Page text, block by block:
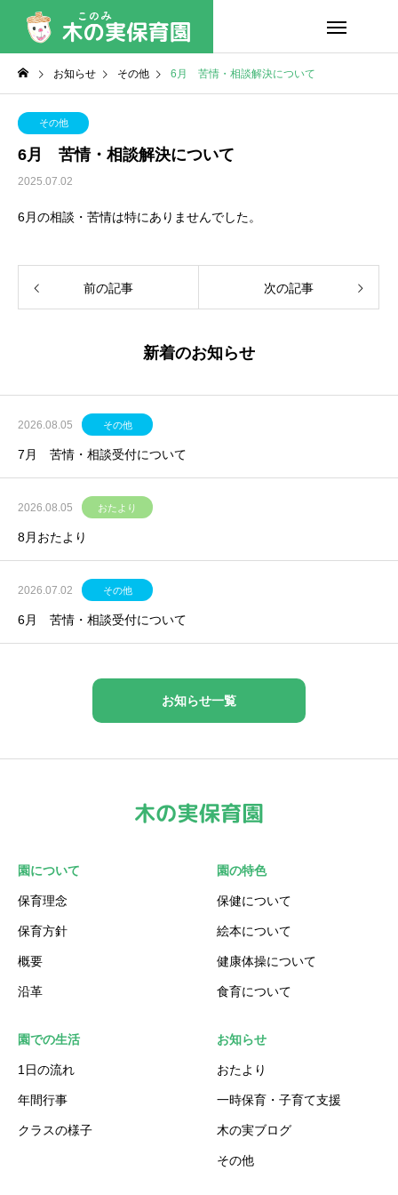
お知らせ その他 6月 苦情・相談解決について
その他
6月 苦情・相談解決について
2025.07.02
6月の相談・苦情は特にありませんでした。
前の記事 次の記事
新着のお知らせ
2026.08.05 その他
7月 苦情・相談受付について
2026.08.05 おたより
8月おたより
2026.07.02 その他
6月 苦情・相談受付について
お知らせ一覧
園について
保育理念
保育方針
概要
沿革
園の特色
保健について
絵本について
健康体操について
食育について
園での生活
1日の流れ
年間行事
クラスの様子
お知らせ
おたより
一時保育・子育て支援
木の実ブログ
その他